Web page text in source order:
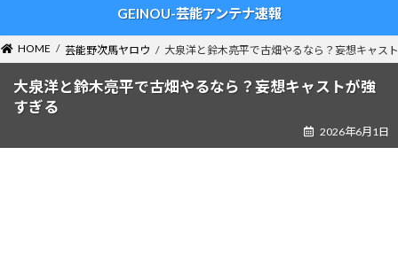
ン
ツ
ー
シ
GEINOU-芸能アンテナ速報
HOME 芸能野次馬ヤロウ 大泉洋と鈴木亮平で古畑やるなら？妄想キャス
大泉洋と鈴木亮平で古畑やるなら？妄想キャストが強
すぎる
2026年6月1日